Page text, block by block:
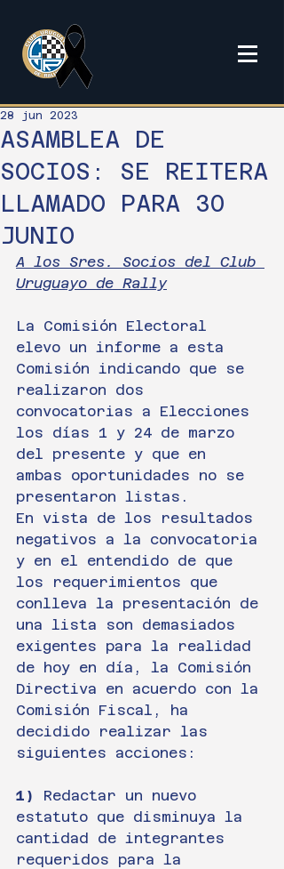
ASAMBLEA DE
SOCIOS: SE REITERA
LLAMADO PARA 30
JUNIO
28 jun 2023
A los Sres. Socios del Club
Uruguayo de Rally
La Comisión Electoral
elevo un informe a esta
Comisión indicando que se
realizaron dos
convocatorias a Elecciones
los días 1 y 24 de marzo
del presente y que en
ambas oportunidades no se
presentaron listas.
En vista de los resultados
negativos a la convocatoria
y en el entendido de que
los requerimientos que
conlleva la presentación de
una lista son demasiados
exigentes para la realidad
de hoy en día, la Comisión
Directiva en acuerdo con la
Comisión Fiscal, ha
decidido realizar las
siguientes acciones:
1)
Redactar un nuevo
estatuto que disminuya la
cantidad de integrantes
requeridos para la